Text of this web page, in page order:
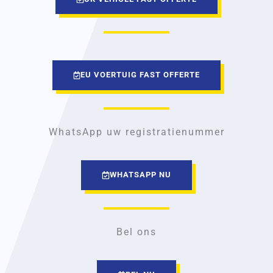
EU VOERTUIG FAST OFFERTE
WhatsApp uw registratienummer
WHATSAPP NU
Bel ons